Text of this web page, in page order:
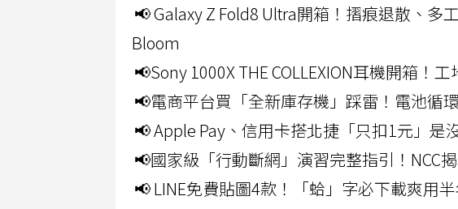
📢 Galaxy Z Fold8 Ultra開箱！摺痕退散、多
Bloom
📢Sony 1000X THE COLLEXION耳機開箱！
📢電商平台買「全新庫存機」踩雷！電池循
📢 Apple Pay、信用卡搭北捷「只扣1元」是
📢國家級「行動斷網」演習完整指引！NCC
📢 LINE免費貼圖4款！「蛤」字必下載爽用